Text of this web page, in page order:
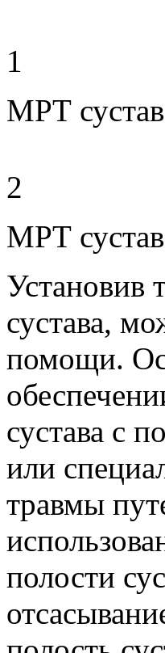
1
МРТ
2
МРТ
Установив
сустава,
помощи.
сустава с
или
травмы
полости